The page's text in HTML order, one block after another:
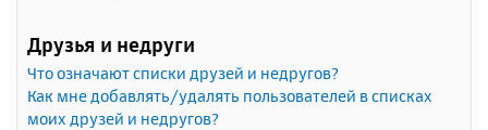
Друзья и недруги
Что означают списки друзей и недругов?
Как мне добавлять/удалять пользователей в списках
моих друзей и недругов?